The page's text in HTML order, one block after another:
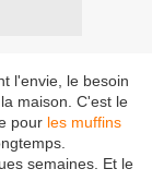
l'envie, le besoin
maison. C'est le
pour les muffins
semaines. Et le